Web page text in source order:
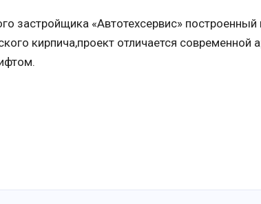
застройщика «Автотехсервис»
кирпича,проект отличается современной